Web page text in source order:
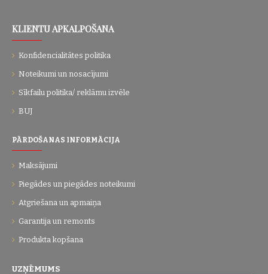
KLIENTU APKALPOŠANA
Konfidencialitātes politika
Noteikumi un nosacījumi
Sīkfailu politika/ reklāmu izvēle
BUJ
PĀRDOŠANAS INFORMĀCIJA
Maksājumi
Piegādes un piegādes noteikumi
Atgriešana un apmaiņa
Garantija un remonts
Produkta kopšana
UZŅĒMUMS